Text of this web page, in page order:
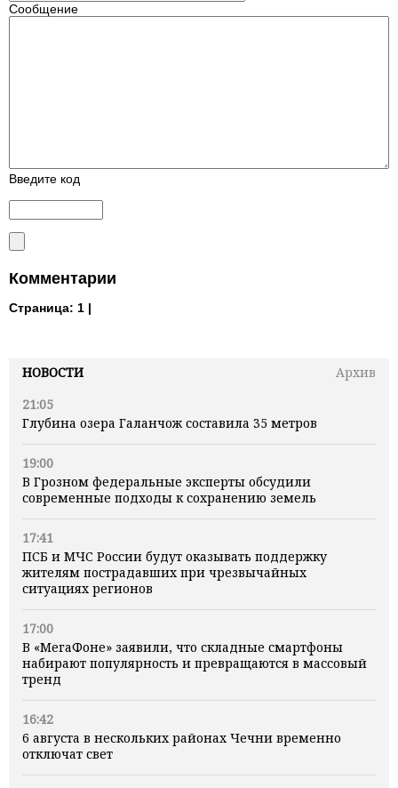
НОВОСТИ
Архив
21:05
Глубина озера Галанчож составила 35 метров
19:00
В Грозном федеральные эксперты обсудили
современные подходы к сохранению земель
17:41
ПСБ и МЧС России будут оказывать поддержку
жителям пострадавших при чрезвычайных
ситуациях регионов
17:00
В «МегаФоне» заявили, что складные смартфоны
набирают популярность и превращаются в массовый
тренд
16:42
6 августа в нескольких районах Чечни временно
отключат свет
Сообщение
Введите код
Комментарии
Страница: 1 |